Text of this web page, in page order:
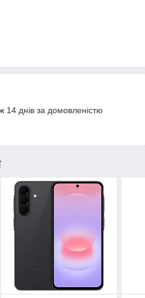
днів за домовленістю